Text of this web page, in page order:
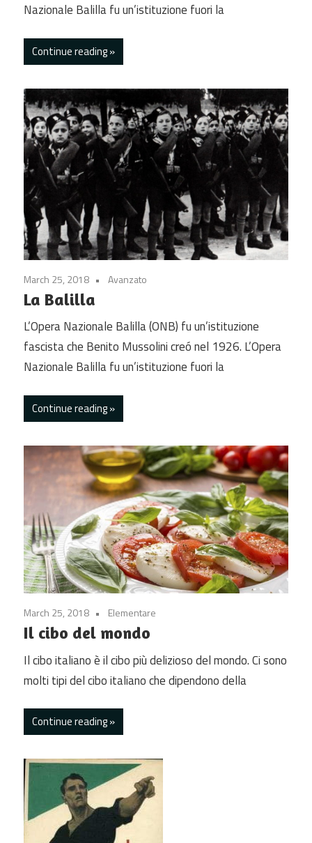
Nazionale Balilla fu un’istituzione fuori la
Continue reading
March 25, 2018 Avanzato
La Balilla
L’Opera Nazionale Balilla (ONB) fu un’istituzione
fascista che Benito Mussolini creó nel 1926. L’Opera
Nazionale Balilla fu un’istituzione fuori la
Continue reading
March 25, 2018 Elementare
Il cibo del mondo
Il cibo italiano è il cibo più delizioso del mondo. Ci sono
molti tipi del cibo italiano che dipendono della
Continue reading